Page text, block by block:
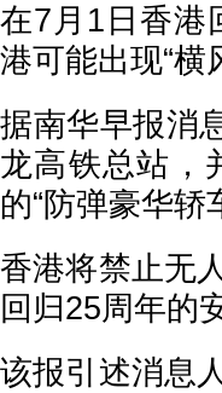
在7月1日香港
港可能出现“横
据南华早报消
龙高铁总站，
的“防弹豪华轿
香港将禁止无
回归25周年的
该报引述消息